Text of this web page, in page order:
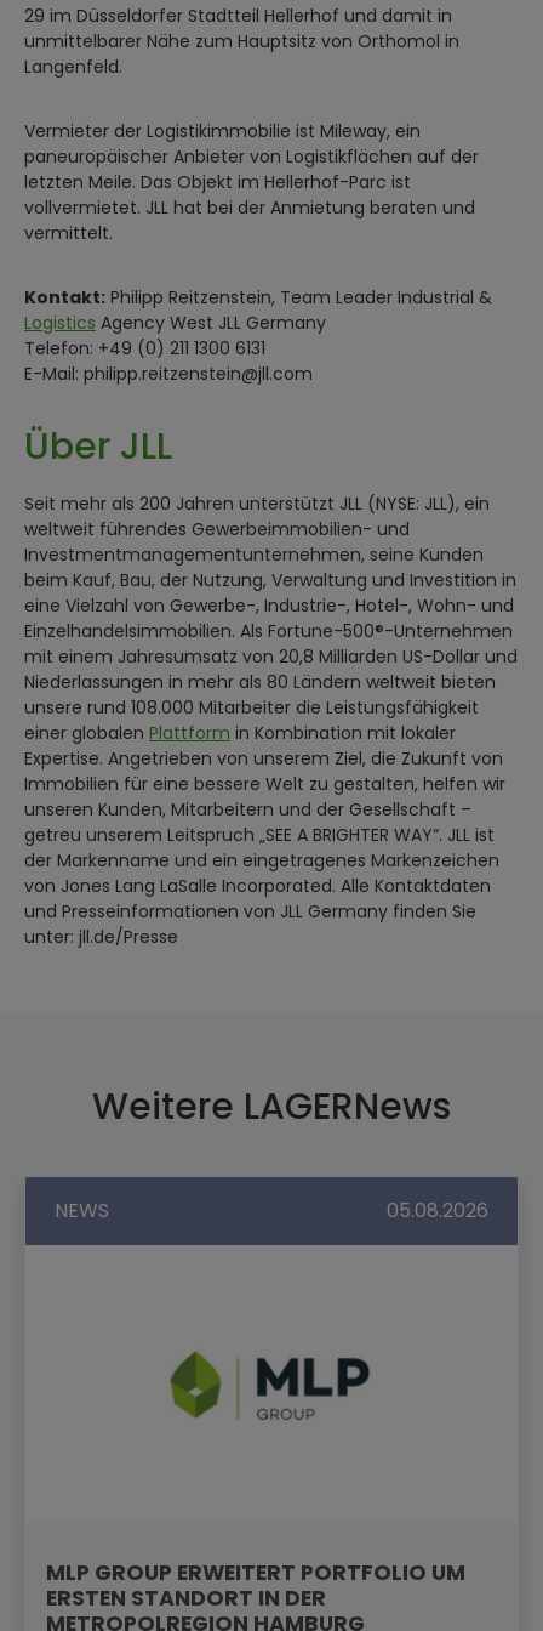
29 im Düsseldorfer Stadtteil Hellerhof und damit in
unmittelbarer Nähe zum Hauptsitz von Orthomol in
Langenfeld.
Vermieter der Logistikimmobilie ist Mileway, ein
paneuropäischer Anbieter von Logistikflächen auf der
letzten Meile. Das Objekt im Hellerhof-Parc ist
vollvermietet. JLL hat bei der Anmietung beraten und
vermittelt.
Kontakt: Philipp Reitzenstein, Team Leader Industrial &
Logistics Agency West JLL Germany
Telefon: +49 (0) 211 1300 6131
E-Mail: philipp.reitzenstein@jll.com
Über JLL
Seit mehr als 200 Jahren unterstützt JLL (NYSE: JLL), ein
weltweit führendes Gewerbeimmobilien- und
Investmentmanagementunternehmen, seine Kunden
beim Kauf, Bau, der Nutzung, Verwaltung und Investition in
eine Vielzahl von Gewerbe-, Industrie-, Hotel-, Wohn- und
Einzelhandelsimmobilien. Als Fortune-500®-Unternehmen
mit einem Jahresumsatz von 20,8 Milliarden US-Dollar und
Niederlassungen in mehr als 80 Ländern weltweit bieten
unsere rund 108.000 Mitarbeiter die Leistungsfähigkeit
einer globalen Plattform in Kombination mit lokaler
Expertise. Angetrieben von unserem Ziel, die Zukunft von
Immobilien für eine bessere Welt zu gestalten, helfen wir
unseren Kunden, Mitarbeitern und der Gesellschaft –
getreu unserem Leitspruch „SEE A BRIGHTER WAY“. JLL ist
der Markenname und ein eingetragenes Markenzeichen
von Jones Lang LaSalle Incorporated. Alle Kontaktdaten
und Presseinformationen von JLL Germany finden Sie
unter: jll.de/Presse
Weitere LAGERNews
NEWS 05.08.2026
MLP GROUP ERWEITERT PORTFOLIO UM
ERSTEN STANDORT IN DER
METROPOLREGION HAMBURG